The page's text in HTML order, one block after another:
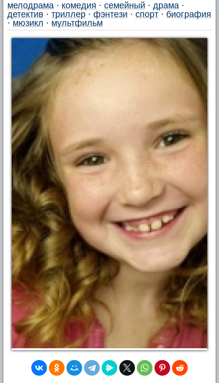
мелодрама · комедия · семейный · драма ·
детектив · триллер · фэнтези · спорт · биография
· мюзикл · мультфильм